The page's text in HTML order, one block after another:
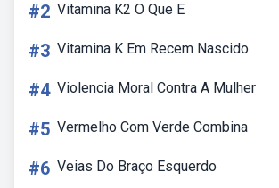
#2 Vitamina K2 O Que E
#3 Vitamina K Em Recem Nascido
#4 Violencia Moral Contra A Mulher
#5 Vermelho Com Verde Combina
#6 Veias Do Braço Esquerdo